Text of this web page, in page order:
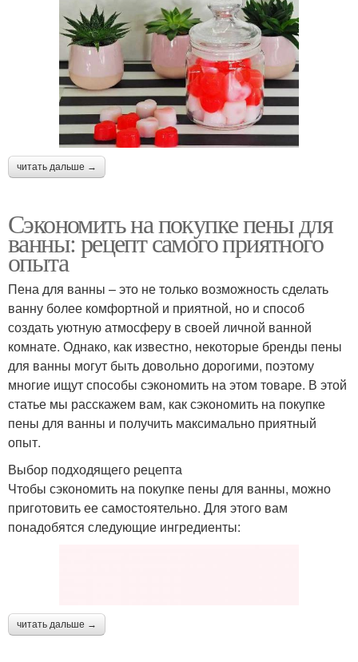
читать дальше →
Сэкономить на покупке пены для
ванны: рецепт самого приятного
опыта
Пена для ванны – это не только возможность сделать
ванну более комфортной и приятной, но и способ
создать уютную атмосферу в своей личной ванной
комнате. Однако, как известно, некоторые бренды пены
для ванны могут быть довольно дорогими, поэтому
многие ищут способы сэкономить на этом товаре. В этой
статье мы расскажем вам, как сэкономить на покупке
пены для ванны и получить максимально приятный
опыт.
Выбор подходящего рецепта
Чтобы сэкономить на покупке пены для ванны, можно
приготовить ее самостоятельно. Для этого вам
понадобятся следующие ингредиенты:
читать дальше →